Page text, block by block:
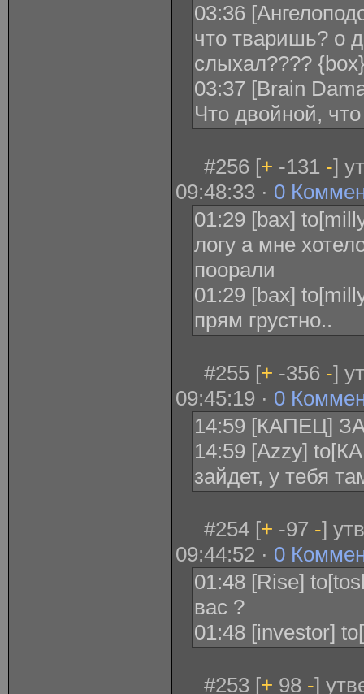
03:36
что тваришь? о
слыхал????
03:37 [Brain
Что двойной,
#256 [+ -131 -]
09:48:33 · 0
01:29 [bax]
логу а мне
поорали
01:29 [bax]
прям грустно..
#255 [+ -356 -]
09:45:19 · 0
14:59 [КАПЕЦ]
14:59 [Azzy]
зайдет, у тебя
#254 [+ -97 -]
09:44:52 · 0
01:48 [Rise]
вас ?
01:48 [investor]
#253 [+ 98 -]